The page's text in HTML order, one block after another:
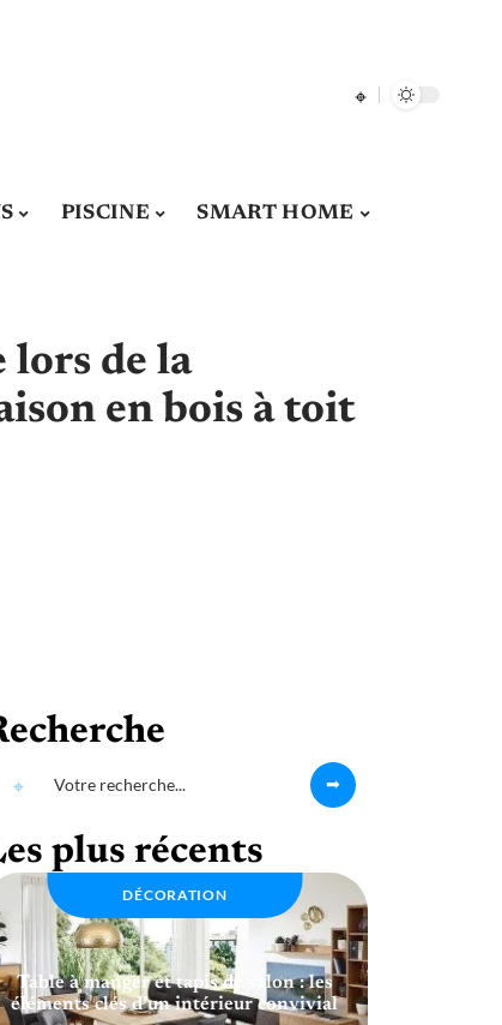
PISCINE SMART HOME
lors de la
en bois à toit
plus récents
DÉCORATION
Table à manger et tapis de salon : les
éléments clés d’un intérieur convivial